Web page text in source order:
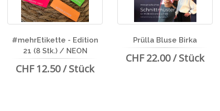
#mehrEtikette - Edition
21 (8 Stk.) / NEON
CHF 12.50 / Stück
Prülla Bluse Birka
CHF 22.00 / Stück